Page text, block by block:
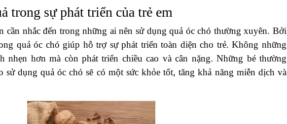
trong sự phát triển của trẻ em
cần nhắc đến trong những ai nên sử dụng quả óc chó thường xuyên. Bởi
quả óc chó giúp hỗ trợ sự phát triển toàn diện cho trẻ. Không những
nhẹn hơn mà còn phát triển chiều cao và cân nặng. Những bé thường
dụng quả óc chó sẽ có một sức khỏe tốt, tăng khả năng miễn dịch và